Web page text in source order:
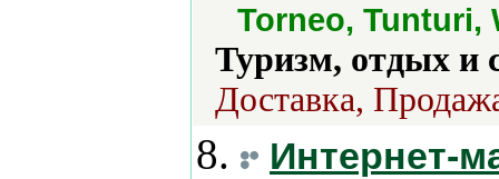
Torneo, Tunturi,
Туризм, отдых и
Доставка,
8.
Интернет-